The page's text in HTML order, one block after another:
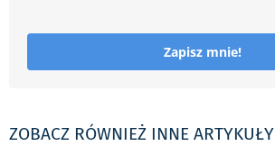
Zapisz mnie!
ZOBACZ RÓWNIEŻ INNE ARTYKUŁY